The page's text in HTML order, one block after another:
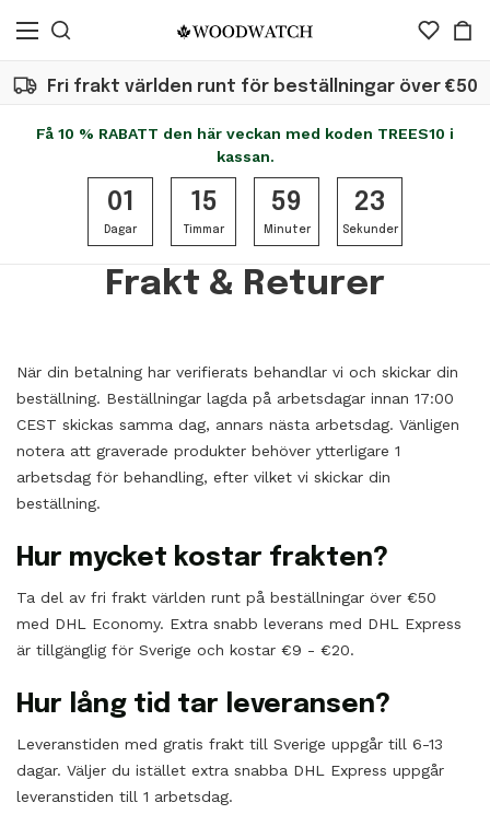
Fri frakt världen runt för beställningar över €50
Få 10 % RABATT den här veckan med koden TREES10 i
kassan.
01
Dagar
15
Timmar
59
Minuter
23
Sekunder
Frakt & Returer
När din betalning har verifierats behandlar vi och skickar din
beställning. Beställningar lagda på arbetsdagar innan 17:00
CEST skickas samma dag, annars nästa arbetsdag. Vänligen
notera att graverade produkter behöver ytterligare 1
arbetsdag för behandling, efter vilket vi skickar din
beställning.
Hur mycket kostar frakten?
Ta del av fri frakt världen runt på beställningar över €50
med DHL Economy. Extra snabb leverans med DHL Express
är tillgänglig för Sverige och kostar €9 - €20.
Hur lång tid tar leveransen?
Leveranstiden med gratis frakt till Sverige uppgår till 6-13
dagar. Väljer du istället extra snabba DHL Express uppgår
leveranstiden till 1 arbetsdag.